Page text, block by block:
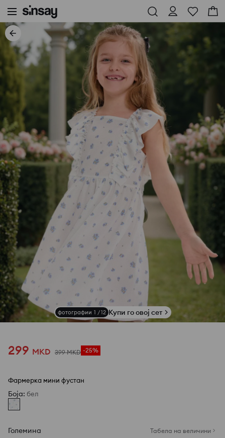
фотографии 1 /12 Купи го овој сет
299 MKD 399 MKD -25%
Фармерка мини фустан
Боја: бел
Големина Табела на величини